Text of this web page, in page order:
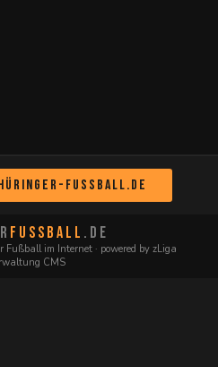
Fussball.de
FUSSBALL .DE
im Internet · powered by zLiga
CMS